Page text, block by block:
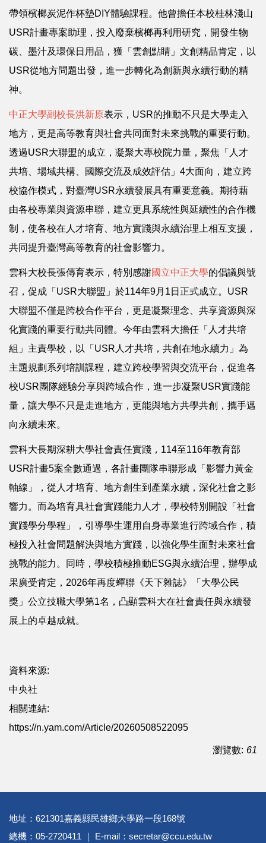
帶領檳榔炭泥作杯墊DIY體驗課程。他曾擔任本校桂林淺山
USR計畫專案助理，投入廢棄檳榔再利用研究，開發生物
碳、墨汁及環保日用品，獲「雲創點睛」文創精品肯定，以
USR從地方問題出發，進一步轉化為創新與永續行動的精
神。
中正大學副校長洪新原表示，USR的推動不只是大學走入
地方，更是高等教育與社會共同面對未來挑戰的重要行動。
透過USR大聯盟的成立，凝聚大專校院力量，聚焦「人才
共培、場域共構、國際交流及成效評估」4大面向，建立跨
校協作模式，對臺灣USR永續發展具有重要意義。期待藉
由各校專業與資源串聯，建立更具系統性與延續性的合作機
制，使各校在人才培育、地方實踐與永續治理上相互支援，
共同提升臺灣高等教育的社會影響力。
雲科大校長張傳育表示，特別感謝國立中正大學的倡議與號
召，促成「USR大聯盟」於114年9月1日正式成立。USR
大聯盟不僅是跨校合作平台，更是凝聚理念、共享資源與深
化實踐的重要行動共同體。今年由雲科大擔任「人才共培
組」主責學校，以「USR人才共培，共創在地永續力」為
主題規劃系列培訓課程，建立跨校學習與交流平台，促進各
校USR團隊經驗分享與跨域合作，進一步凝聚USR實踐能
量，讓大學不只是走進地方，更能與地方共學共創，攜手邁
向永續未來。
雲科大長期深耕大學社會責任實踐，114至116年教育部
USR計畫5案全數通過，各計畫團隊串聯形成「影響力黃金
軸線」，從人才培育、地方創生到產業永續，深化社會之影
響力。而為培育具社會實踐能力人才，學校特別開設「社會
實踐學分學程」，引導學生運用自身專業進行跨域合作，積
極投入社會問題解決與地方實踐，以強化學生面對未來社會
挑戰的能力。同時，學校積極推動ESG與永續治理，辦學成
果廣受肯定，2026年再度蟬聯《天下雜誌》「大學公民
獎」公立技職大學第1名，凸顯雲科大在社會責任與永續發
展上的卓越成就。
資料來源:
中央社
相關連結:
https://n.yam.com/Article/20260508522095
瀏覽數: 61
地址：621301嘉義縣民雄鄉大學路一段168號
總機：05-2720411 ｜ E-mail：secretar@ccu.edu.tw